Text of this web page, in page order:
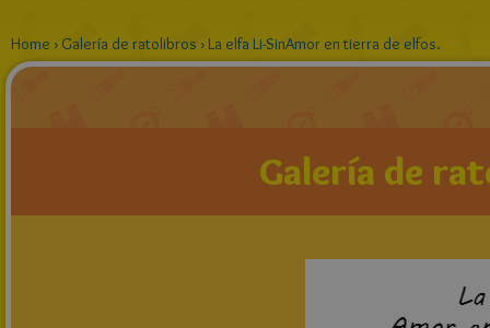
Home › Galería de ratolibros › La elfa Li-SinAmor en tierra de elfos.
Galería de